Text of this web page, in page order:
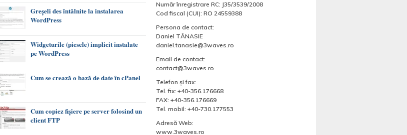
Greșeli des întâlnite la instalarea
WordPress
Widgeturile (piesele) implicit instalate
pe WordPress
Cum se crează o bază de date în cPanel
Cum copiez fișiere pe server folosind un
client FTP
Număr înregistrare RC: J35/3539/2008
Cod fiscal (CUI): RO 24559388
Persona de contact:
Daniel TĂNASIE
daniel.tanasie@3waves.ro
Email de contact:
contact@3waves.ro
Telefon şi fax:
Tel. fix: +40-356.176668
FAX: +40-356.176669
Tel. mobil: +40-730.177553
Adresă Web:
www.3waves.ro